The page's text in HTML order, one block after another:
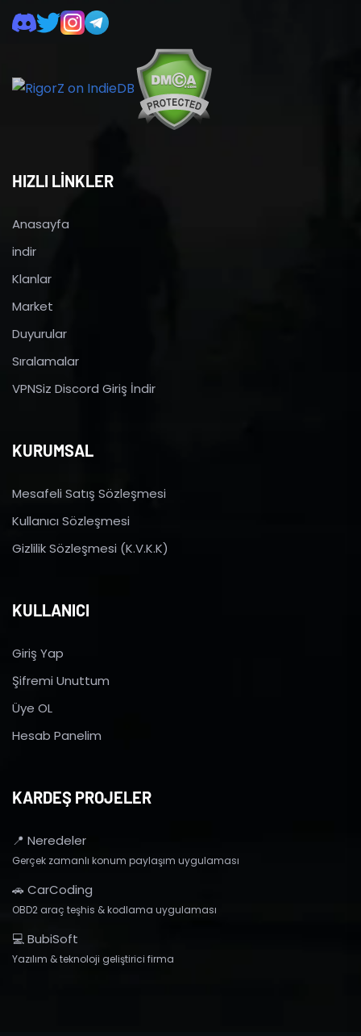
HIZLI LİNKLER
Anasayfa
indir
Klanlar
Market
Duyurular
Sıralamalar
VPNSiz Discord Giriş İndir
KURUMSAL
Mesafeli Satış Sözleşmesi
Kullanıcı Sözleşmesi
Gizlilik Sözleşmesi (K.V.K.K)
KULLANICI
Giriş Yap
Şifremi Unuttum
Üye OL
Hesab Panelim
KARDEŞ PROJELER
📍 Neredeler
Gerçek zamanlı konum paylaşım uygulaması
🚗 CarCoding
OBD2 araç teşhis & kodlama uygulaması
💻 BubiSoft
Yazılım & teknoloji geliştirici firma